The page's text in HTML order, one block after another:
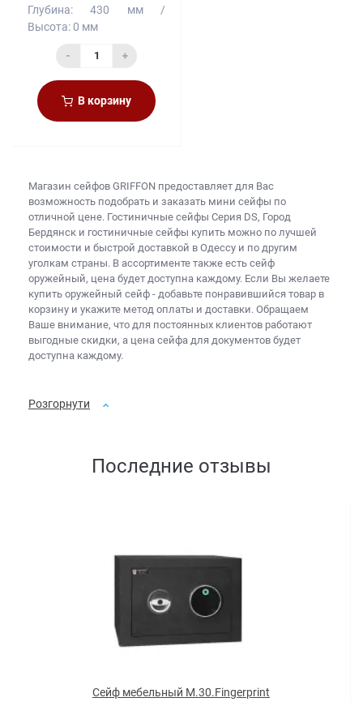
Глубина:
430 мм
Высота:0 мм
- +
В корзину
Магазин сейфов GRIFFON предоставляет для Вас
возможность подобрать и заказать мини сейфы по
отличной цене. Гостиничные сейфы Серия DS, Город
Бердянск и гостиничные сейфы купить можно по лучшей
стоимости и быстрой доставкой в Одессу и по другим
уголкам страны. В ассортименте также есть сейф
оружейный, цена будет доступна каждому. Если Вы желаете
купить оружейный сейф - добавьте понравившийся товар в
корзину и укажите метод оплаты и доставки. Обращаем
Ваше внимание, что для постоянных клиентов работают
выгодные скидки, а цена сейфа для документов будет
доступна каждому.
Розгорнути
Последние отзывы
Сейф мебельный M.30.Fingerprint